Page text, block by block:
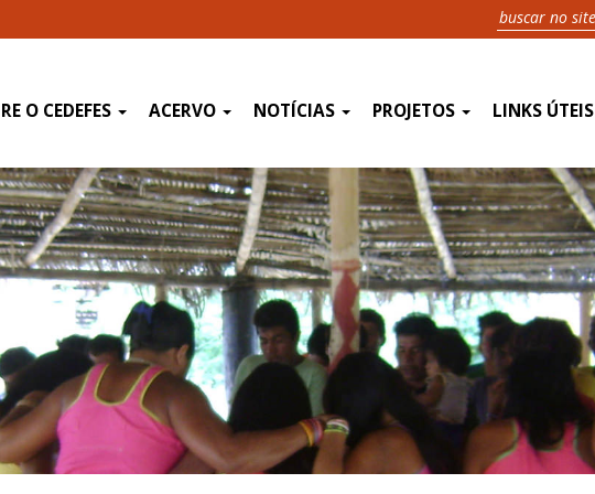
O CEDEFES ACERVO NOTÍCIAS PROJETOS LINKS ÚTEIS